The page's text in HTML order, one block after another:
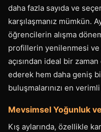
daha fazla sayıda ve
karşılaşmanız mümkün.
öğrencilerin alışma
profillerin yenilenmesi
açısından ideal bir
ederek hem daha geniş
buluşmalarınızı en
Mevsimsel Yoğunluk
Kış aylarında, özellikle